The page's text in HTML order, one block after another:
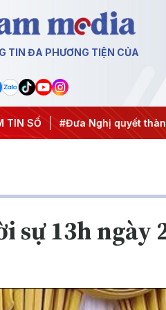
TIN ĐA PHƯƠNG TIỆN CỦA
TIN SỐ
#Đưa Nghị quyết thành hành
sự 13h ngày